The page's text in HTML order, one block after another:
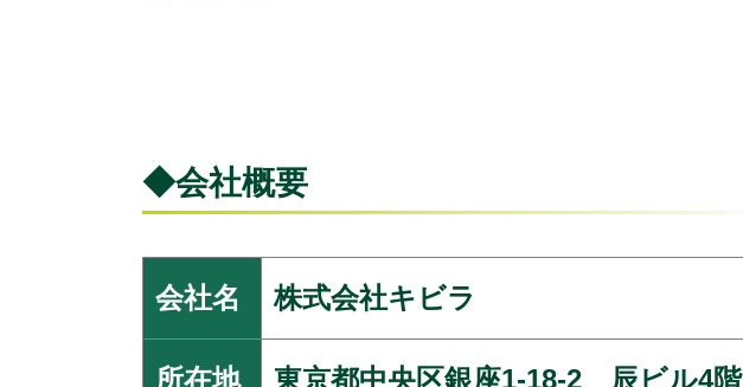
◆会社概要
会社名 株式会社キビラ
所在地 東京都中央区銀座1-18-2 辰ビル4階